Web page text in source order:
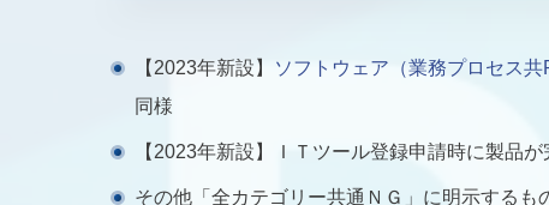
【2023年新設】 ソフトウェア（業務プロセス
同様
【2023年新設】ＩＴツール登録申請時に製品
その他「全カテゴリー共通ＮＧ」に明示するも